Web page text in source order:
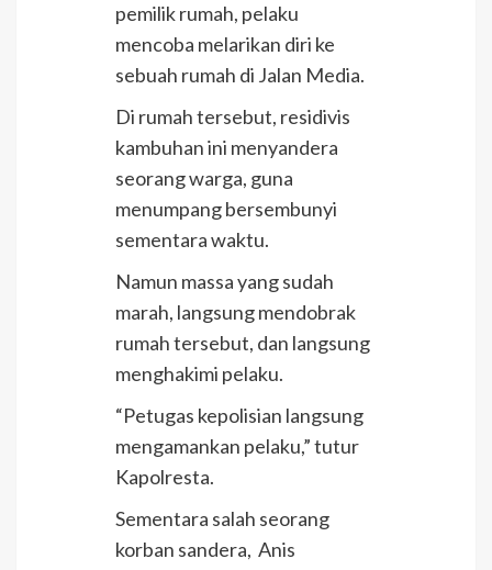
pemilik rumah, pelaku
mencoba melarikan diri ke
sebuah rumah di Jalan Media.
Di rumah tersebut, residivis
kambuhan ini menyandera
seorang warga, guna
menumpang bersembunyi
sementara waktu.
Namun massa yang sudah
marah, langsung mendobrak
rumah tersebut, dan langsung
menghakimi pelaku.
“Petugas kepolisian langsung
mengamankan pelaku,” tutur
Kapolresta.
Sementara salah seorang
korban sandera, Anis